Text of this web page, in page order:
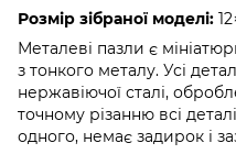
Розмір зібраної моделі:
Металеві пазли є
з тонкого металу. Усі
нержавіючої сталі,
точному різанню всі
одного, немає задирок і